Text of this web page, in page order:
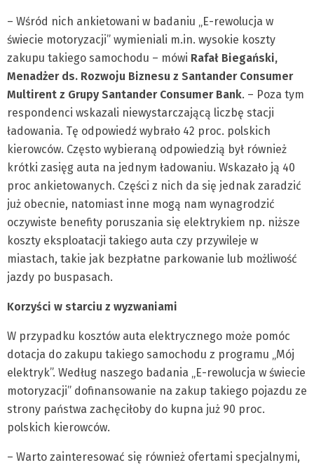
– Wśród nich ankietowani w badaniu „E-rewolucja w
świecie motoryzacji” wymieniali m.in. wysokie koszty
zakupu takiego samochodu – mówi Rafał Biegański,
Menadżerds. Rozwoju Biznesu z Santander Consumer
Multirent z Grupy Santander Consumer Bank. – Poza tym
respondenci wskazali niewystarczającą liczbę stacji
ładowania. Tę odpowiedź wybrało 42 proc. polskich
kierowców. Często wybieraną odpowiedzią był również
krótki zasięg auta na jednym ładowaniu. Wskazało ją 40
proc ankietowanych. Części z nich da się jednak zaradzić
już obecnie, natomiast inne mogą nam wynagrodzić
oczywiste benefity poruszania się elektrykiem np. niższe
koszty eksploatacji takiego auta czy przywileje w
miastach, takie jak bezpłatne parkowanie lub możliwość
jazdy po buspasach.
Korzyści w starciu z wyzwaniami
W przypadku kosztów auta elektrycznego może pomóc
dotacja do zakupu takiego samochodu z programu „Mój
elektryk”. Według naszego badania „E-rewolucja w świecie
motoryzacji” dofinansowanie na zakup takiego pojazdu ze
strony państwa zachęciłoby do kupna już 90 proc.
polskich kierowców.
– Warto zainteresować się również ofertami specjalnymi,